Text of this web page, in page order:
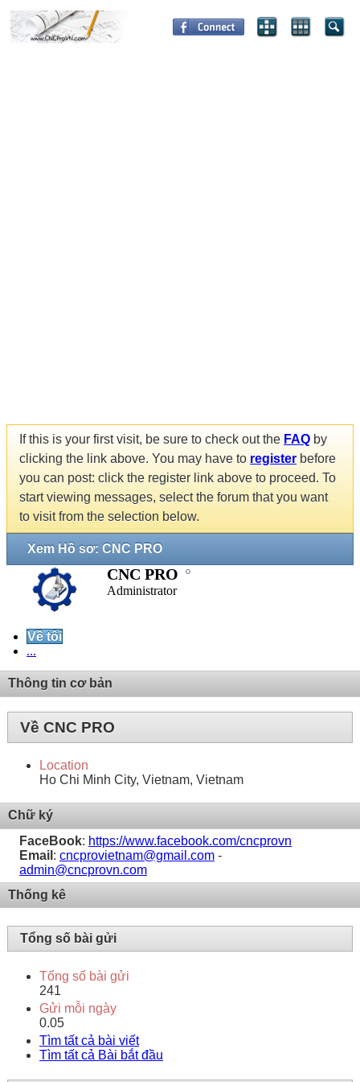
If this is your first visit, be sure to check out the FAQ by
clicking the link above. You may have to register before
you can post: click the register link above to proceed. To
start viewing messages, select the forum that you want
to visit from the selection below.
Xem Hồ sơ: CNC PRO
CNC PRO
Administrator
Về tôi
...
Thông tin cơ bản
Về CNC PRO
Location
Ho Chi Minh City, Vietnam, Vietnam
Chữ ký
FaceBook: https://www.facebook.com/cncprovn
Email : cncprovietnam@gmail.com -
admin@cncprovn.com
Thống kê
Tổng số bài gửi
Tổng số bài gửi
241
Gửi mỗi ngày
0.05
Tìm tất cả bài viết
Tìm tất cả Bài bắt đầu